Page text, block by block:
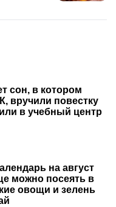
сон, в котором
вручили повестку
в учебный центр
на август
можно посеять в
овощи и зелень